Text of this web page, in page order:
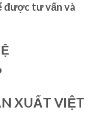
được tư vấn và
XUẤT VIỆT